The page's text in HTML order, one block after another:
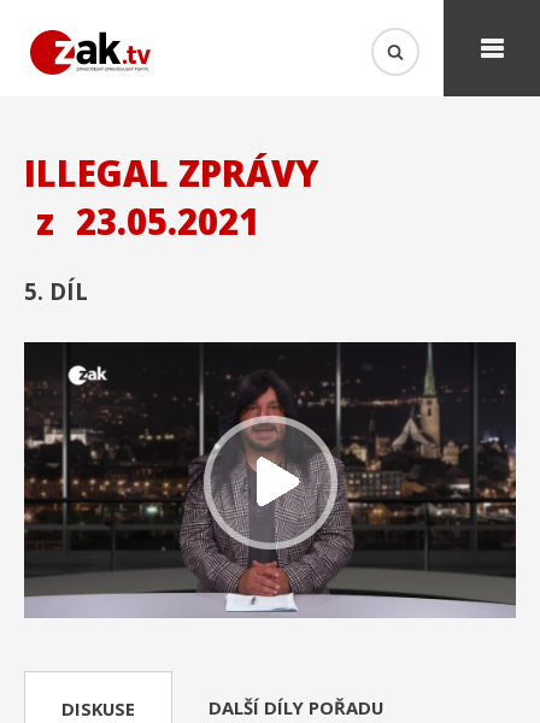
ILLEGAL ZPRÁVY
z 23.05.2021
5. DÍL
DISKUSE DALŠÍ DÍLY POŘADU